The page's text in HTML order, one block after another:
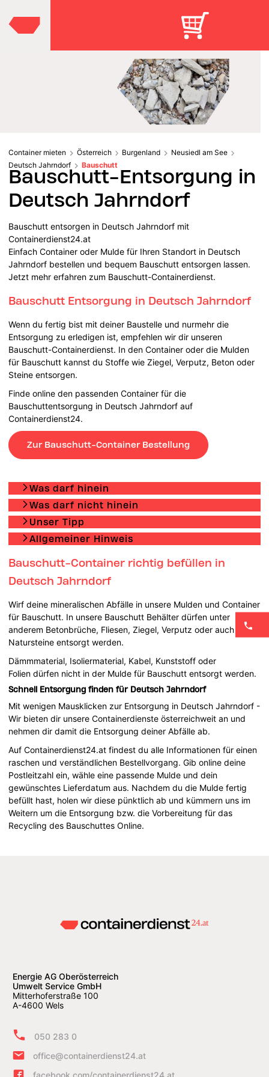
Container mieten Österreich Burgenland
Neusiedl am See
Deutsch Jahrndorf
Bauschutt
Bauschutt-Entsorgung in
Deutsch Jahrndorf
Bauschutt entsorgen in Deutsch Jahrndorf mit
Containerdienst24.at
Einfach Container oder Mulde für Ihren Standort in Deutsch
Jahrndorf bestellen und bequem Bauschutt entsorgen lassen.
Jetzt mehr erfahren zum Bauschutt-Containerdienst.
Bauschutt Entsorgung in Deutsch Jahrndorf
Wenn du fertig bist mit deiner Baustelle und nurmehr die
Entsorgung zu erledigen ist, empfehlen wir dir unseren
Bauschutt-Containerdienst. In den Container oder die Mulden
für Bauschutt kannst du Stoffe wie Ziegel, Verputz, Beton oder
Steine entsorgen.
Finde online den passenden Container für die
Bauschuttentsorgung in Deutsch Jahrndorf auf
Containerdienst24.
Zur Bauschutt-Container Bestellung
Was darf hinein
Was darf nicht hinein
Unser Tipp
Allgemeiner Hinweis
Bauschutt-Container richtig befüllen in
Deutsch Jahrndorf
Wirf deine mineralischen Abfälle in unsere Mulden und Container
für Bauschutt. In unsere Bauschutt Behälter dürfen unter
anderem Betonbrüche, Fliesen, Ziegel, Verputz oder auch
Natursteine entsorgt werden.
Dämmmaterial, Isoliermaterial, Kabel, Kunststoff oder
Folien dürfen nicht in der Mulde für Bauschutt entsorgt werden.
Schnell Entsorgung finden für Deutsch Jahrndorf
Mit wenigen Mausklicken zur Entsorgung in Deutsch Jahrndorf -
Wir bieten dir unsere Containerdienste österreichweit an und
nehmen dir damit die Entsorgung deiner Abfälle ab.
Auf Containerdienst24.at findest du alle Informationen für einen
raschen und verständlichen Bestellvorgang. Gib online deine
Postleitzahl ein, wähle eine passende Mulde und dein
gewünschtes Lieferdatum aus. Nachdem du die Mulde fertig
befüllt hast, holen wir diese pünktlich ab und kümmern uns im
Weitern um die Entsorgung bzw. die Vorbereitung für das
Recycling des Bauschuttes Online.
Energie AG Oberösterreich
Umwelt Service GmbH
Mitterhoferstraße 100
A-4600 Wels
050 283 0
office@containerdienst24.at